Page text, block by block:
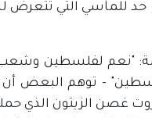
للمآسي التي تتعرض
"نعم لفلسطين
- توهم البعض أن
روت غصن الزيتون الذي